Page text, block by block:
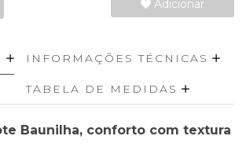
Adicionar
INFORMAÇÕES TÉCNICAS
TABELA DE MEDIDAS
Baunilha, conforto com textura